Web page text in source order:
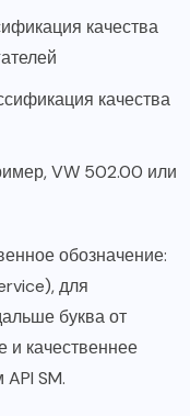
качества
качества
VW 502.00 или
обозначение:
для
буква от
и качественнее
SM.